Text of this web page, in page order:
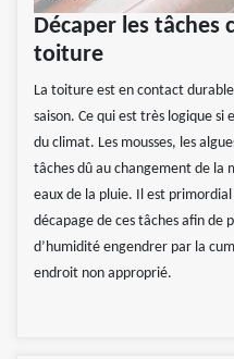
Décaper les tâches
toiture
La toiture est en contact
saison. Ce qui est très logique
du climat. Les mousses, les
tâches dû au changement de
eaux de la pluie. Il est
décapage de ces tâches afin de
d’humidité engendrer par la
endroit non approprié.